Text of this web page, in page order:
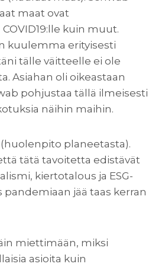
maat ovat
kuin muut.
kuulemma erityisesti
tälle väitteelle ei ole
Asiahan oli oikeastaan
pohjustaa tällä ilmeisesti
näihin maihin.
planeetasta).
tätä tavoitetta edistävät
kiertotalous ja ESG-
pandemiaan jää taas kerran
miettimään, miksi
asioita kuin